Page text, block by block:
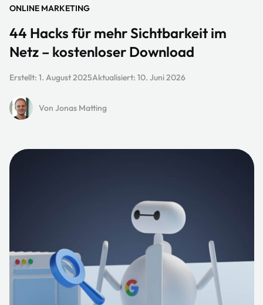
ONLINE MARKETING
44 Hacks für mehr Sichtbarkeit im
Netz – kostenloser Download
Erstellt: 1. August 2025Aktualisiert: 10. Juni 2026
Von Jonas Matting